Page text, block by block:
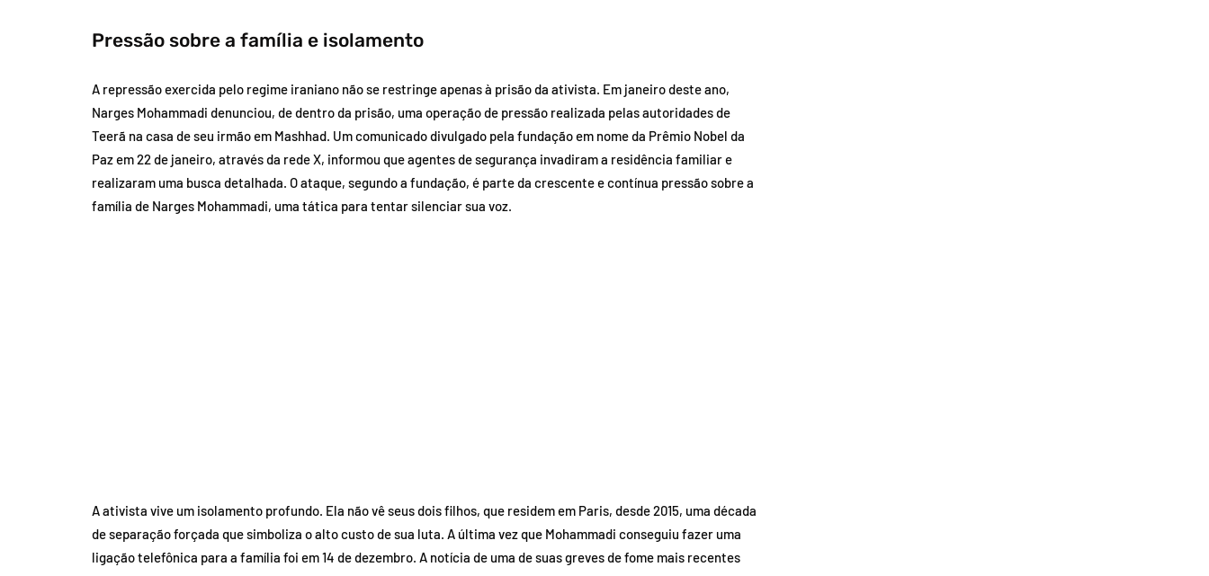
Pressão sobre a família e isolamento
A repressão exercida pelo regime iraniano não se restringe apenas à prisão da ativista. Em janeiro deste ano,
Narges Mohammadi denunciou, de dentro da prisão, uma operação de pressão realizada pelas autoridades de
Teerã na casa de seu irmão em Mashhad. Um comunicado divulgado pela fundação em nome da Prêmio Nobel da
Paz em 22 de janeiro, através da rede X, informou que agentes de segurança invadiram a residência familiar e
realizaram uma busca detalhada. O ataque, segundo a fundação, é parte da crescente e contínua pressão sobre a
família de Narges Mohammadi, uma tática para tentar silenciar sua voz.
A ativista vive um isolamento profundo. Ela não vê seus dois filhos, que residem em Paris, desde 2015, uma década
de separação forçada que simboliza o alto custo de sua luta. A última vez que Mohammadi conseguiu fazer uma
ligação telefônica para a família foi em 14 de dezembro. A notícia de uma de suas greves de fome mais recentes